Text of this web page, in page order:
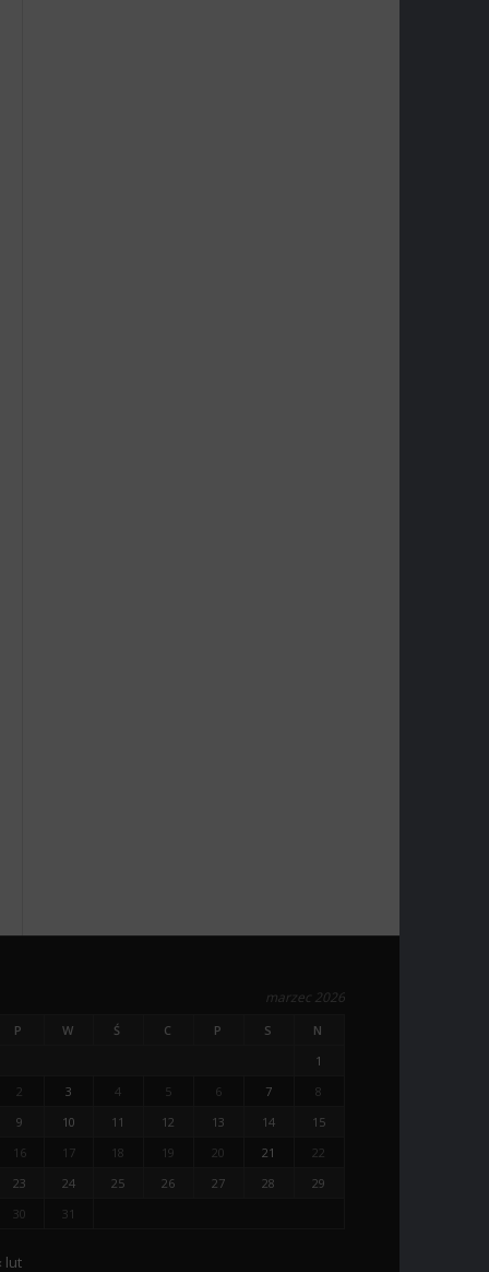
marzec 2026
P W Ś C P S
N
1
2
3 4 5 6 7
8
9
10 11 12 13 14
15
16
17 18 19 20 21
22
23
24 25 26 27 28
29
30
31
lut